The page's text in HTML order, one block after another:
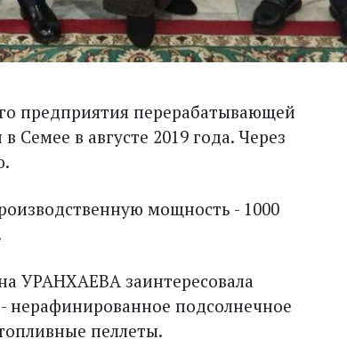
предприятия перерабатывающей
в августе 2019 года. Через
мощность - 1000
УРАНХАЕВА заинтересовала
нерафинированное подсолнечное
пеллеты.